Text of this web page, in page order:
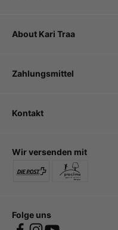
About Kari Traa
Kontakt
Folge uns
Wir versenden mit
Zahlungsmittel